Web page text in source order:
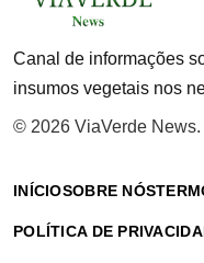
Canal de informações
insumos vegetais nos
© 2026 ViaVerde
INÍCIOSOBRE NÓS
POLÍTICA DE